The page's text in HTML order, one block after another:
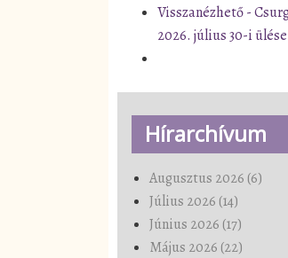
Visszanézhető -
2026. július 30-i ülése
Hírarchívum
Augusztus 2026 (6)
Július 2026 (14)
Június 2026 (17)
Május 2026 (22)